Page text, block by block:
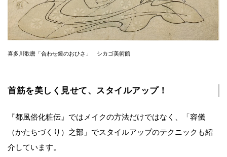
喜多川歌麿「合わせ鏡のおひさ」 シカゴ美術館
首筋を美しく見せて、スタイルアップ！
『都風俗化粧伝』ではメイクの方法だけではなく、「容儀
（かたちづくり）之部」でスタイルアップのテクニックも紹
介しています。